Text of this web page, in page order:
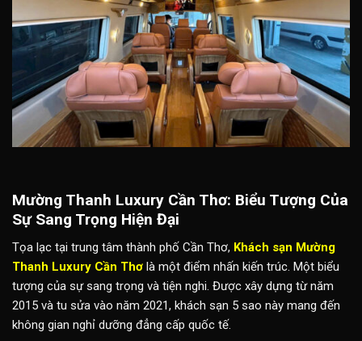
Mường Thanh Luxury Cần Thơ: Biểu Tượng Của
Sự Sang Trọng Hiện Đại
Tọa lạc tại trung tâm thành phố Cần Thơ, Khách sạn Mường
Thanh Luxury Cần Thơ là một điểm nhấn kiến trúc. Một biểu
tượng của sự sang trọng và tiện nghi. Được xây dựng từ năm
2015 và tu sửa vào năm 2021, khách sạn 5 sao này mang đến
không gian nghỉ dưỡng đẳng cấp quốc tế.